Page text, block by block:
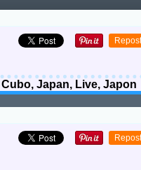
Repost
Japan, Live, Japon
Repost